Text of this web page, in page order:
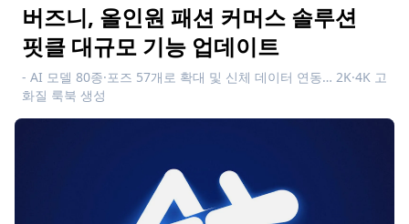
버즈니, 올인원 패션 커머스 솔루션
핏클 대규모 기능 업데이트
- AI 모델 80종·포즈 57개로 확대 및 신체 데이터 연동… 2K·4K 고
화질 룩북 생성